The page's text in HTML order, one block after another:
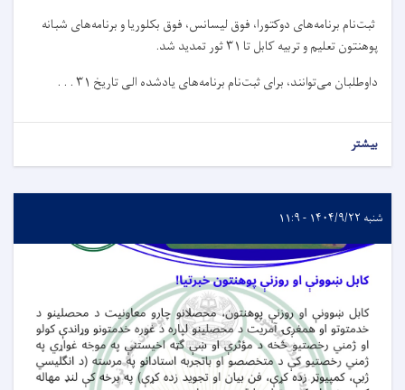
ثبت‌نام برنامه‌های دوکتورا، فوق لیسانس، فوق بکلوریا و برنامه‌های شبانه
پوهنتون تعلیم و تربیه کابل تا ۳۱ ثور تمدید شد.
داوطلبان می‌توانند، برای ثبت‌نام برنامه‌های یادشده الی تاریخ ۳۱ . . .
بیشتر
شنبه ۱۴۰۴/۹/۲۲ - ۱۱:۹